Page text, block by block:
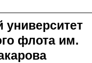
университет
флота им.